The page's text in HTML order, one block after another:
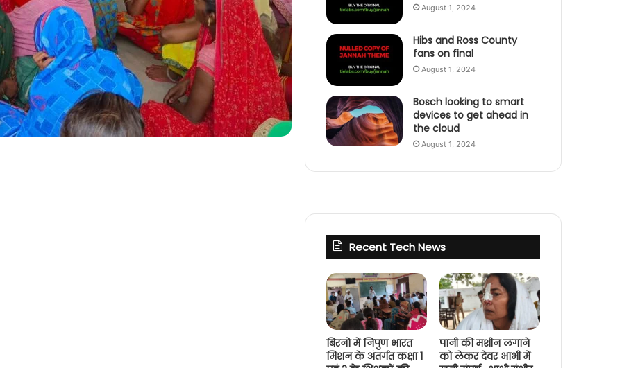
August 1, 2024
Hibs and Ross County
fans on final
August 1, 2024
Bosch looking to smart
devices to get ahead in
the cloud
August 1, 2024
Recent Tech News
बिरनो में निपुण भारत
मिशन के अंतर्गत कक्षा 1
पानी की मशीन लगाने
को लेकर देवर भाभी में